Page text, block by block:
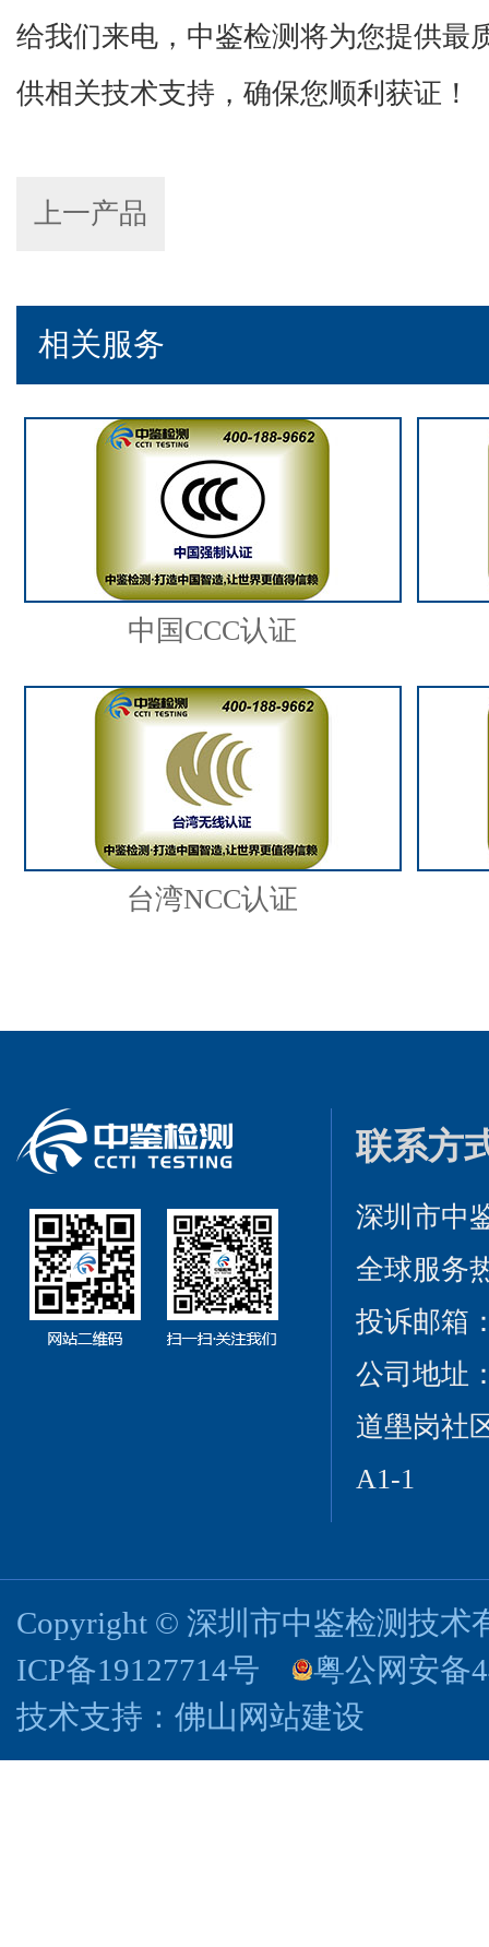
给我们来电，中鉴检测将为您提供最
供相关技术支持，确保您顺利获证！
上一产品
相关服务
中国CCC认证
台湾NCC认证
联系方
深圳市中
全球服务
投诉邮箱
公司地址
道壆岗社
A1-1
Copyright © 深圳市中鉴检测技术
ICP备19127714号
粤公网安备
技术支持： 佛山网站建设